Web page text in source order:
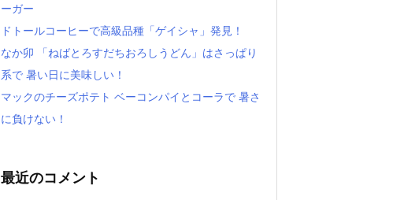
ーガー
ドトールコーヒーで高級品種「ゲイシャ」発見！
なか卯 「ねばとろすだちおろしうどん」はさっぱり
系で 暑い日に美味しい！
マックのチーズポテト ベーコンパイとコーラで 暑さ
に負けない！
最近のコメント